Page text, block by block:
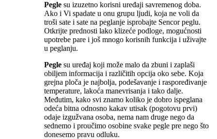
Pegle su izuzetno korisni uređaji savremenog doba.
Ako i Vi spadate u onu grupu ljudi, koja ne voli da
troši sate i sate na peglanje isprobajte Sencor peglu.
Otkrijte prednosti lako klizeće podloge, mogućnosti
upotrebe pare i još mnogo korisnih funkcija i uživajte
u peglanju.
Pegle su uređaj koji može malo da zbuni i zaplaši
obiljem informacija i različitih opcija oko sebe. Koja
grejna ploča je najbolja, podešavanje i raspoređivanje
temperature, lakoća manevrisanja i tako dalje.
Međutim, kako svi znamo koliko je dobro ispeglana
odeća bitna odnosno kakav utisak (pogotovu prvi)
odaje izgužvana osoba, nema nam druge nego da
sednemo i proučimo osobine svake pegle pre nego što
donesemo pravu odluku.